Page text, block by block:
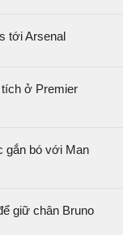
tới Arsenal
ở Premier
gắn bó với Man
giữ chân Bruno